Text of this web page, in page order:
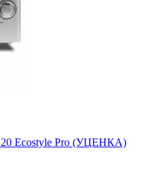
20 Ecostyle Pro (УЦЕНКА)